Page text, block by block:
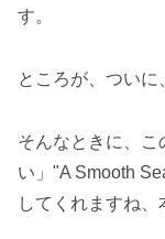
す。
ところが、ついに
そんなときに、こ
い」"A Smooth
してくれますね、